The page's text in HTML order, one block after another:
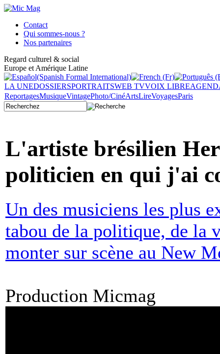
Contact
Qui sommes-nous ?
Nos partenaires
Regard culturel & social
Europe et Amérique Latine
LA UNEDOSSIERSPORTRAITSWEB TVVOIX LIBRE
ReportagesMusiqueVintagePhoto/CinéArtsLireVoyagesParis
L'artiste brésilien
politicien en qui j'ai
Un des musiciens les plus
tabou de la politique, de la
monter sur scène au New
Production Micmag